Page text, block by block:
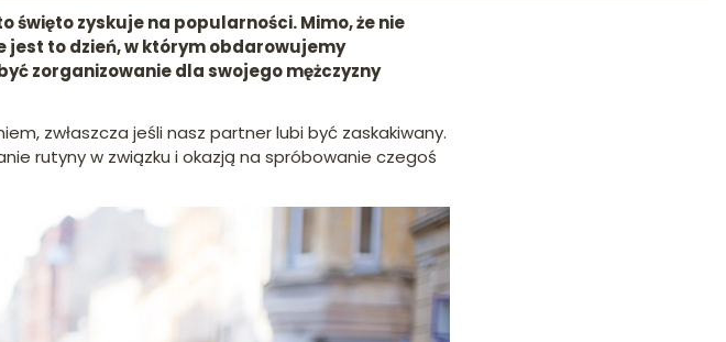
święto zyskuje na popularności. Mimo, że nie
jest to dzień, w którym obdarowujemy
zorganizowanie dla swojego mężczyzny
zwłaszcza jeśli nasz partner lubi być zaskakiwany.
rutyny w związku i okazją na spróbowanie czegoś